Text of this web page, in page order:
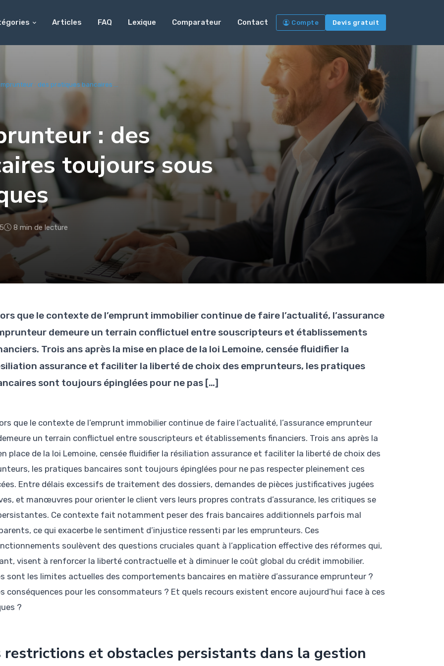
Articles FAQ Lexique Comparateur Contact Compte Devis gratuit
: des pratiques bancaires ...
: des
toujours sous
8 min de lecture
que le contexte de l’emprunt immobilier continue de faire l’actualité, l’assurance
demeure un terrain conflictuel entre souscripteurs et établissements
Trois ans après la mise en place de la loi Lemoine, censée fluidifier la
assurance et faciliter la liberté de choix des emprunteurs, les pratiques
sont toujours épinglées pour ne pas […]
que le contexte de l’emprunt immobilier continue de faire l’actualité, l’assurance emprunteur
un terrain conflictuel entre souscripteurs et établissements financiers. Trois ans après la
place de la loi Lemoine, censée fluidifier la résiliation assurance et faciliter la liberté de choix des
les pratiques bancaires sont toujours épinglées pour ne pas respecter pleinement ces
Entre délais excessifs de traitement des dossiers, demandes de pièces justificatives jugées
et manœuvres pour orienter le client vers leurs propres contrats d’assurance, les critiques se
Ce contexte fait notamment peser des frais bancaires additionnels parfois mal
ce qui exacerbe le sentiment d’injustice ressenti par les emprunteurs. Ces
soulèvent des questions cruciales quant à l’application effective des réformes qui,
visent à renforcer la liberté contractuelle et à diminuer le coût global du crédit immobilier.
sont les limites actuelles des comportements bancaires en matière d’assurance emprunteur ?
conséquences pour les consommateurs ? Et quels recours existent encore aujourd’hui face à ces
?
restrictions et obstacles persistants dans la gestion